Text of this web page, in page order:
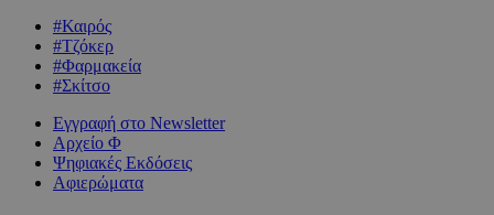
#Καιρός
#Τζόκερ
#Φαρμακεία
#Σκίτσο
Εγγραφή στο Newsletter
Αρχείο Φ
Ψηφιακές Εκδόσεις
Αφιερώματα